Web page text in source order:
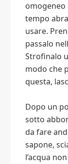
omogeneo
tempo
usare.
passalo
Strofinalo
modo che
questa,
Dopo un
sotto
da fare
sapone,
l’acqua